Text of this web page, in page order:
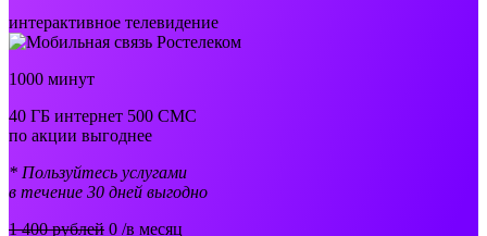
интерактивное телевидение
1000 минут
40 ГБ интернет 500 СМС
по акции выгоднее
* Пользуйтесь услугами
в течение 30 дней выгодно
1 400 рублей 0 /в месяц